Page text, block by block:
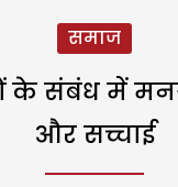
समाज
के संबंध में
और सच्चाई